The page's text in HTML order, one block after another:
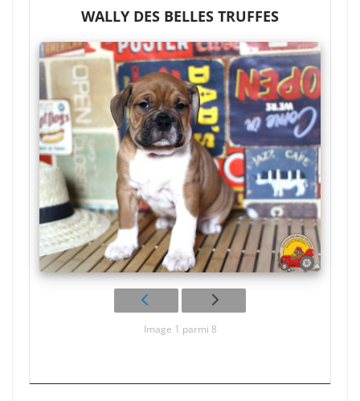
WALLY DES BELLES TRUFFES
Image 1 parmi 8